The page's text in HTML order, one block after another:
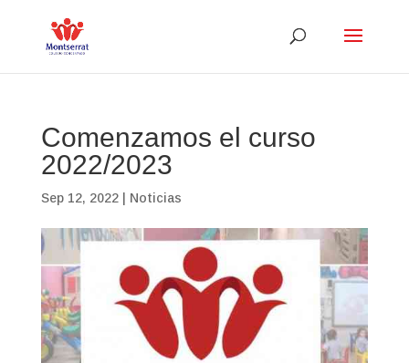
Comenzamos el curso
2022/2023
Sep 12, 2022| Noticias